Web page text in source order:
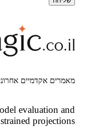
אקדמיים אחרונים
model evaluation
constrained